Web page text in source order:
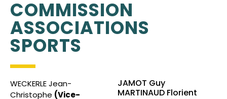
COMMISSION
ASSOCIATIONS
SPORTS
WECKERLE Jean-
Christophe (Vice-
JAMOT Guy
MARTINAUD Florient